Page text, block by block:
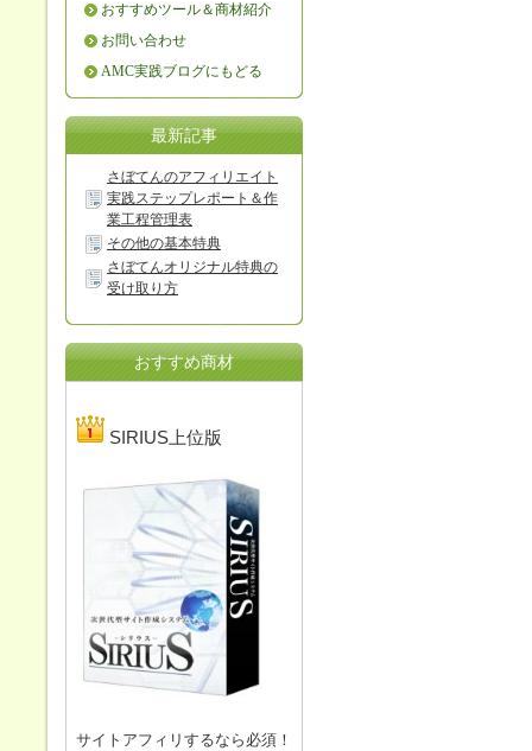
おすすめツール＆商材紹介
お問い合わせ
AMC実践ブログにもどる
最新記事
さぼてんのアフィリエイト
実践ステップレポート＆作
業工程管理表
その他の基本特典
さぼてんオリジナル特典の
受け取り方
おすすめ商材
SIRIUS上位版
サイトアフィリするなら必須！